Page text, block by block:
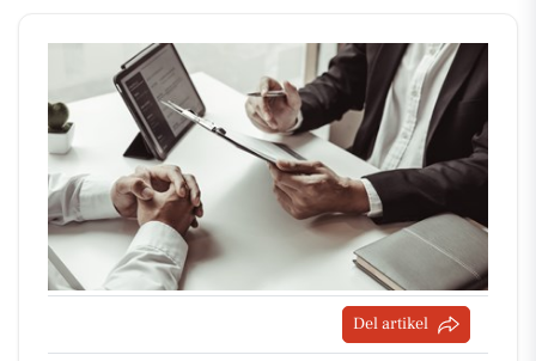
Del artikel